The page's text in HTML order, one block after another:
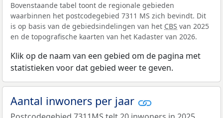
Bovenstaande tabel toont de regionale gebieden
waarbinnen het postcodegebied 7311 MS zich bevindt. Dit
is op basis van de gebiedsindelingen van het CBS van 2025
en de topografische kaarten van het Kadaster van 2026.
Klik op de naam van een gebied om de pagina met
statistieken voor dat gebied weer te geven.
Aantal inwoners per jaar